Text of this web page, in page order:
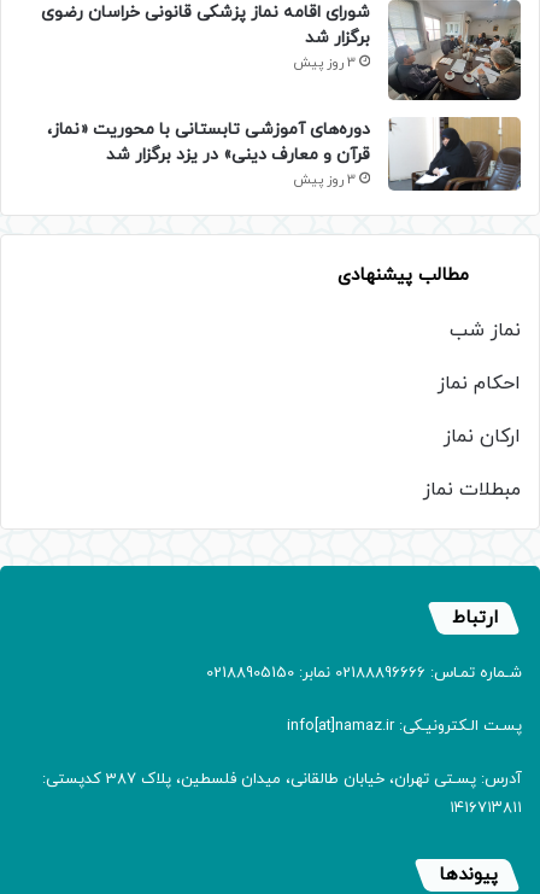
شورای اقامه نماز پزشکی قانونی خراسان رضوی
برگزار شد
3 روز پیش
دوره‌های آموزشی تابستانی با محوریت «نماز،
قرآن و معارف دینی» در یزد برگزار شد
3 روز پیش
مطالب پیشنهادی
نماز شب
احکام نماز
ارکان نماز
مبطلات نماز
ارتباط
شـماره تمـاس: 02188896666 نمابر: 02188905150
پسـت الـکترونیـکی: info[at]namaz.ir
آدرس: پسـتی تهران، خیابان طالقانی، میدان فلسطین، پلاک 387 کدپستی:
۱۴۱۶۷۱۳۸۱۱
پیوندها